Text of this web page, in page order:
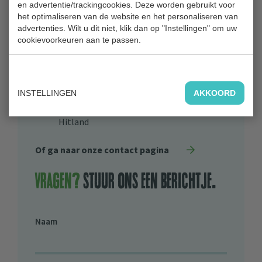
en advertentie/trackingcookies. Deze worden gebruikt voor
het optimaliseren van de website en het personaliseren van
advertenties. Wilt u dit niet, klik dan op "Instellingen" om uw
cookievoorkeuren aan te passen.
INSTELLINGEN AKKOORD
Blaardorpseweg 1
2911 BC Nieuwerkerk aan den IJssel
0180 31 71 88
Algemeen Bestuur Recreatieschap
Hitland
Of ga naar onze contact pagina
Vragen?stuur ons een berichtje.
Naam